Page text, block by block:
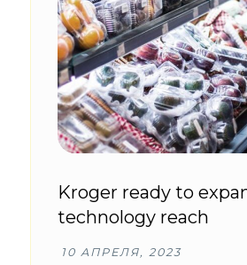
Kroger ready to
technology reach
10 АПРЕЛЯ, 2023